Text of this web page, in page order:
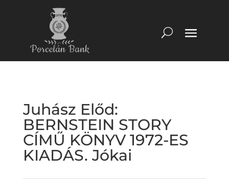
Juhász Előd:
BERNSTEIN STORY
CÍMŰ KÖNYV 1972-ES
KIADÁS. Jókai